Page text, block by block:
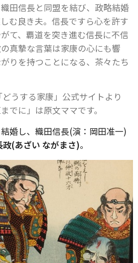
田信長と同盟を結び、政略結婚
む良き夫。信長ですら心を許す
て、覇道を突き進む信長に不信
真摯な言葉は家康の心にも響
りを持つことになる、茶々たち
うする家康」公式サイトより
でに」は原文ママです。
婚し、織田信長(演：岡田准一)
政(あざい ながまさ)。